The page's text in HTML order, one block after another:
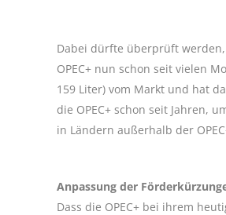
Dabei dürfte überprüft
OPEC+ nun schon seit vielen
159 Liter) vom Markt und hat
die OPEC+ schon seit Jahren,
in Ländern außerhalb der
Anpassung der
Dass die OPEC+ bei ihrem